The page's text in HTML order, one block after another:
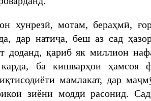
хунрезӣ, мотам, бераҳмӣ,
дар натиҷа, беш аз сад
доданд, қариб як миллион
ба кишварҳои ҳамсоя
мамлакат, дар
зиёни моддӣ расонид.